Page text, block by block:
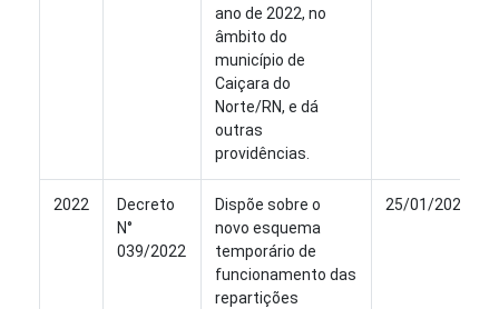
ano de 2022, no
âmbito do
município de
Caiçara do
Norte/RN, e dá
outras
providências.
2022
Decreto
N°
039/2022
Dispõe sobre o
novo esquema
temporário de
funcionamento das
repartições
25/01/2022